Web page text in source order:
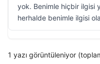
yok. Benimle hiçbir ilgisi
herhalde benimle ilgisi
1 yazı görüntüleniyor